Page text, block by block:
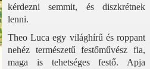
kérdezni semmit, és diszkrétnek
lenni.
Theo Luca egy világhírű és roppant
nehéz természetű festőművész fia,
maga is tehetséges festő. Apja